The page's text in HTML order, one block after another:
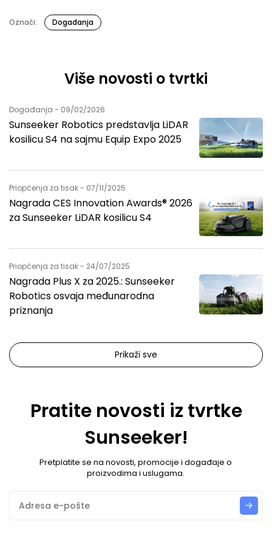
Označi: Događanja
Više novosti o tvrtki
Događanja - 09/02/2026
Sunseeker Robotics predstavlja LiDAR
kosilicu S4 na sajmu Equip Expo 2025
Priopćenja za tisak - 07/11/2025
Nagrada CES Innovation Awards® 2026
za Sunseeker LiDAR kosilicu S4
Priopćenja za tisak - 24/07/2025
Nagrada Plus X za 2025.: Sunseeker
Robotics osvaja međunarodna
priznanja
Prikaži sve
Pratite novosti iz tvrtke
Sunseeker!
Pretplatite se na novosti, promocije i događaje o
proizvodima i uslugama.